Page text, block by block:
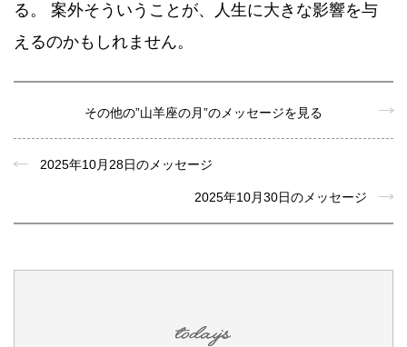
る。 案外そういうことが、人生に大きな影響を与
えるのかもしれません。
その他の”山羊座の月”のメッセージを見る
2025年10月28日のメッセージ
2025年10月30日のメッセージ